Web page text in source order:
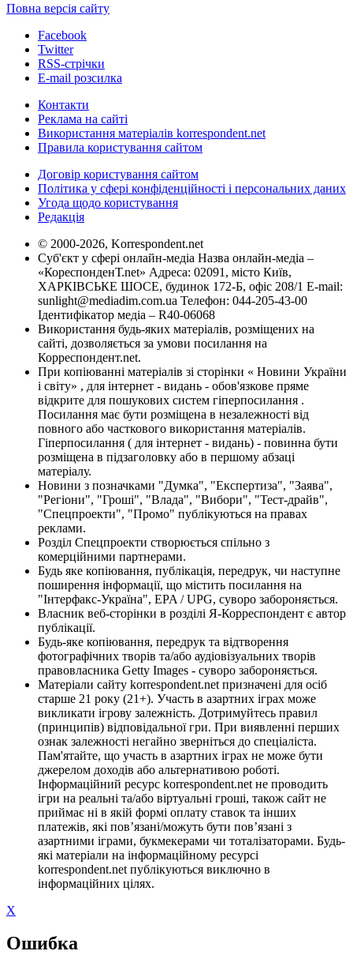
Повна версія сайту
Facebook
Twitter
RSS-стрічки
E-mail розсилка
Контакти
Реклама на сайті
Використання матеріалів korrespondent.net
Правила користування сайтом
Договір користування сайтом
Політика у сфері конфіденційності і персональних даних
Угода щодо користування
Редакція
© 2000-2026, Korrespondent.net
Суб'єкт у сфері онлайн-медіа Назва онлайн-медіа –
«КореспонденТ.net» Адреса: 02091, місто Київ,
ХАРКІВСЬКЕ ШОСЕ, будинок 172-Б, офіс 208/1 E-mail:
sunlight@mediadim.com.ua Телефон: 044-205-43-00
Ідентифікатор медіа – R40-06068
Використання будь-яких матеріалів, розміщених на
сайті, дозволяється за умови посилання на
Корреспондент.net.
При копіюванні матеріалів зі сторінки « Новини України
і світу» , для інтернет - видань - обов'язкове пряме
відкрите для пошукових систем гіперпосилання .
Посилання має бути розміщена в незалежності від
повного або часткового використання матеріалів.
Гіперпосилання ( для інтернет - видань) - повинна бути
розміщена в підзаголовку або в першому абзаці
матеріалу.
Новини з позначками "Думка", "Експертиза", "Заява",
"Регіони", "Гроші", "Влада", "Вибори", "Тест-драйв",
"Спецпроекти", "Промо" публікуються на правах
реклами.
Розділ Спецпроекти створюється спільно з
комерційними партнерами.
Будь яке копіювання, публікація, передрук, чи наступне
поширення інформації, що містить посилання на
"Інтерфакс-Україна", EPA / UPG, суворо забороняється.
Власник веб-сторінки в розділі Я-Корреспондент є автор
публікації.
Будь-яке копіювання, передрук та відтворення
фотографічних творів та/або аудіовізуальних творів
правовласника Getty Images - суворо забороняється.
Матеріали сайту korrespondent.net призначені для осіб
старше 21 року (21+). Участь в азартних іграх може
викликати ігрову залежність. Дотримуйтесь правил
(принципів) відповідальної гри. При виявленні перших
ознак залежності негайно зверніться до спеціаліста.
Пам'ятайте, що участь в азартних іграх не може бути
джерелом доходів або альтернативою роботі.
Інформаційний ресурс korrespondent.net не проводить
ігри на реальні та/або віртуальні гроші, також сайт не
приймає ні в якій формі оплату ставок та інших
платежів, які пов’язані/можуть бути пов’язані з
азартними іграми, букмекерами чи тоталізаторами. Будь-
які матеріали на інформаційному ресурсі
korrespondent.net публікуються виключно в
інформаційних цілях.
X
Ошибка